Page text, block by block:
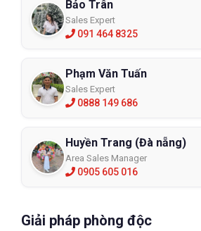
Bảo Trân
Sales Expert
091 464 8325
Phạm Văn Tuấn
Sales Expert
0888 149 686
Huyền Trang (Đà nẵng)
Area Sales Manager
0905 605 016
Giải pháp phòng độc